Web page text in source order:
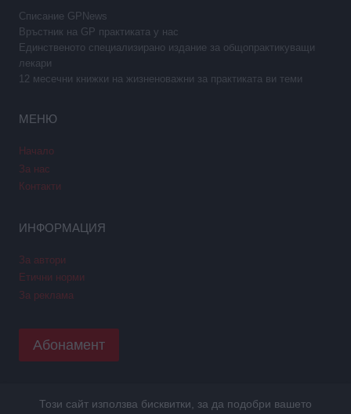
Списание GPNews
Връстник на GP практиката у нас
Единственото специализирано издание за общопрактикуващи
лекари
12 месечни книжки на жизненоважни за практиката ви теми
МЕНЮ
Начало
За нас
Контакти
ИНФОРМАЦИЯ
За автори
Етични норми
За реклама
Абонамент
Този сайт използва бисквитки, за да подобри вашето